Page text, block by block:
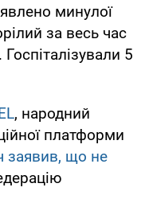
минулої
за весь час
5
, народний
платформи
заявив, що не